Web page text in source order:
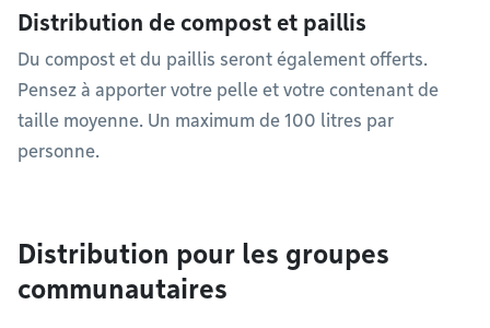
Distribution de compost et paillis
Du compost et du paillis seront également offerts.
Pensez à apporter votre pelle et votre contenant de
taille moyenne. Un maximum de 100 litres par
personne.
Distribution pour les groupes
communautaires